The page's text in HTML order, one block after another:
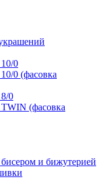
0
0 (фасовка
0
(фасовка
и бижутерией